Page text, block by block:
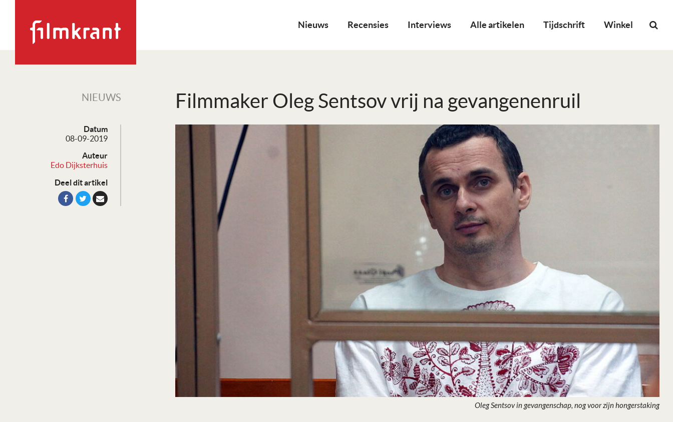
Nieuws Recensies Interviews Alle artikelen Tijdschrift Winkel
NIEUWS Filmmaker Oleg Sentsov vrij na gevangenenruil
Datum
08-09-2019
Auteur
Edo Dijksterhuis
Deel dit artikel
Oleg Sentsov in gevangenschap, nog voor zijn hongerstaking